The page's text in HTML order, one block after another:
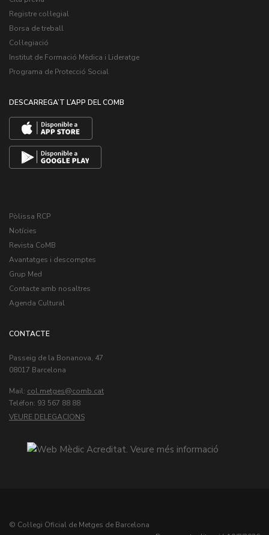
Registre col·legial
Borsa de treball
Col·legiació
Institut de Formació Mèdica i Lideratge
Programa de Protecció Social
DESCARREGA’T L’APP DEL COMB
Pòlissa RCP
Notícies
Revista CoMB
Avantatges i descomptes
Grup Med
Contacte amb nosaltres
Agenda Cultural
CONTACTE
Passeig de la Bonanova, 47
08017 Barcelona
Mail: col.metges
Teléfon: 93 567 88 88
VEURE DELEGACIONS
© Col·legi Oficial de Metges de Barcelona